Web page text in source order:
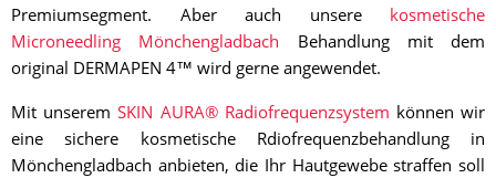
Premiumsegment. Aber auch unsere kosmetische
Microneedling Mönchengladbach Behandlung mit dem
original DERMAPEN 4™ wird gerne angewendet.
Mit unseremSKIN AURA® Radiofrequenzsystem können wir
eine sichere kosmetische Rdiofrequenzbehandlung in
Mönchengladbach anbieten, die Ihr Hautgewebe straffen soll